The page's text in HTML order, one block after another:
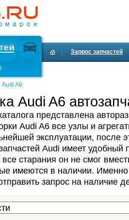
Запрос запчастей
Audi A6
Audi A6
представлена
Audi A6 все узлы и
эксплуатации, после
Audi имеет удобный
старания он не смог
имеются в наличии. Именно
запрос на наличие